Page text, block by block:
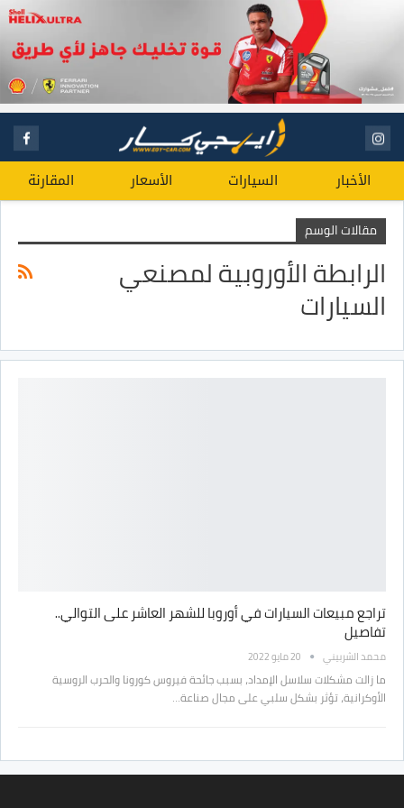
الأخبار السيارات الأسعار المقارنة
مقالات الوسم
الرابطة الأوروبية لمصنعي
السيارات
تراجع مبيعات السيارات في أوروبا للشهر العاشر على التوالي..
تفاصيل
محمد الشربيني 20 مايو 2022
ما زالت مشكلات سلاسل الإمداد، بسبب جائحة فيروس كورونا والحرب الروسية
الأوكرانية، تؤثر بشكل سلبي على مجال صناعة…